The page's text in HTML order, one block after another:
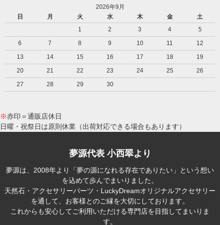
2026年9月
日
月 火 水 木 金
土
1
2 3 4
5
6
7 8 9 10 11
12
13
14 15 16 17 18
19
20
21 22 23 24 25
26
27
28 29 30
※赤印＝通販店休日
日曜・祝祭日は原則休業（出荷対応できる場合もあります）
夢源代表 小西翠より
夢源は、2008年より「夢の源になれる存在でありたい」という想い
を込めて歩んでまいりました。
天然石・アクセサリーパーツ・LuckyDreamオリジナルアクセサリー
を通して、お客様とのご縁を大切にしております。
これからも安心してご利用いただける専門店を目指してまいりま
す。